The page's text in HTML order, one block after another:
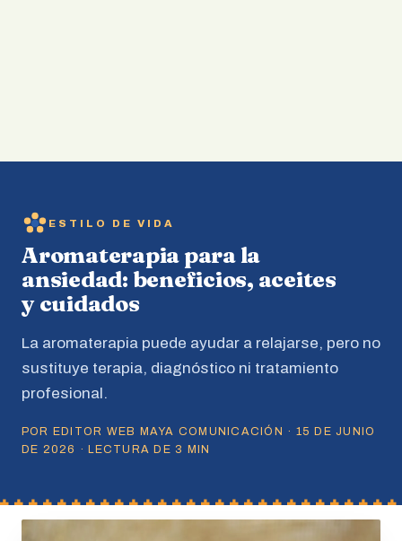
ESTILO DE VIDA
Aromaterapia para la
ansiedad: beneficios, aceites
y cuidados
La aromaterapia puede ayudar a relajarse, pero no
sustituye terapia, diagnóstico ni tratamiento
profesional.
POR EDITOR WEB MAYA COMUNICACIÓN · 15 DE JUNIO
DE 2026 · LECTURA DE 3 MIN